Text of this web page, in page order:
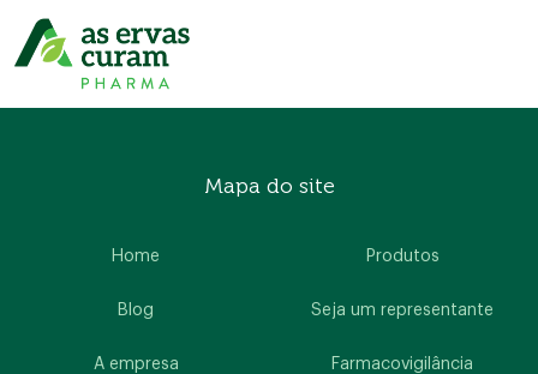
Mapa do site
Home
Blog
A empresa
Produtos
Seja um representante
Farmacovigilância